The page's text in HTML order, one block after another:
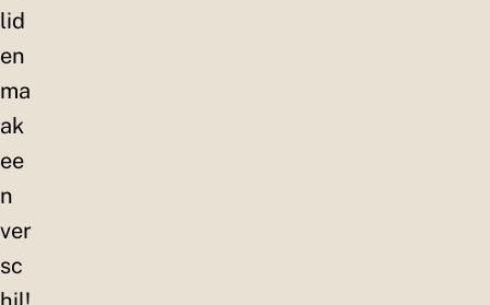
lid
en
ma
ak
ee
n
ver
sc